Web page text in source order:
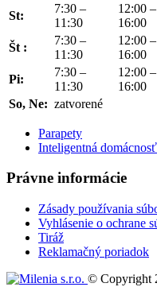
St:
7:30 –
11:30
12:00 –
16:00
Št :
7:30 –
11:30
12:00 –
16:00
Pi:
7:30 –
11:30
12:00 –
16:00
So, Ne: zatvorené
Parapety
Inteligentná domácnosť
Právne informácie
Zásady používania
Vyhlásenie o ochrane
Tiráž
Reklamačný poriadok
© Copyright